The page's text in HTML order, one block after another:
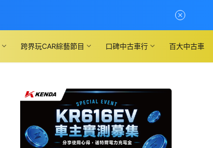
跨界玩CAR綜藝節目 口碑中古車行 百大中古車